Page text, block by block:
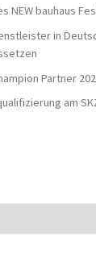
NEW bauhaus
in
Partner
am